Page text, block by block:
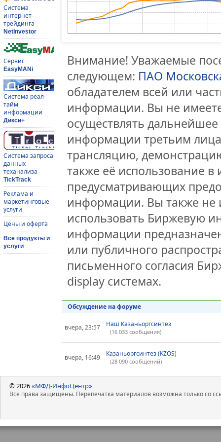
Система
интернет-
трейдинга
NetInvestor
Сервис
EasyMANi
Система реал-
тайм
информации
Дикси+
Система запроса
данных
теханализа
TickTrack
Реклама и
маркетинговые
услуги
Цены и оферта
Все продукты и
услуги
Внимание! Уважаемые
следующем: ПАО
обладателем всей или
информации. Вы не
осуществлять
информации третьим
трансляцию,
также её использование
предусматривающих
информации. Вы также не
использовать Биржевую
информации
или публичного
письменного согласия
display системах.
Обсуждение на форуме
вчера, 23:57 Наш Казаньоргсинтез
(16 033 сообщения)
вчера, 16:49 Казаньоргсинтез (KZOS)
(28 090 сообщений)
© 2026«МФД-ИнфоЦентр»
Все права защищены. Перепечатка материалов возможна только со